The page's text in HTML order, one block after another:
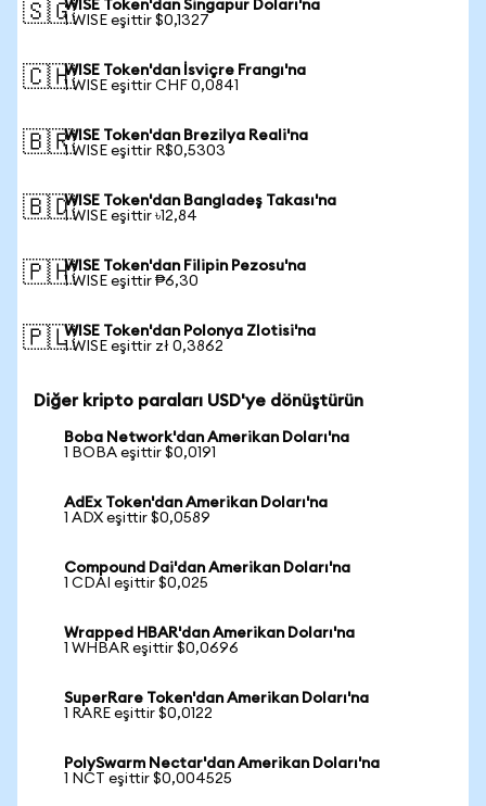
🇸🇬WISE Token'dan Singapur Doları'na
1 WISE eşittir $0,1327
🇨🇭WISE Token'dan İsviçre Frangı'na
1 WISE eşittir CHF 0,0841
🇧🇷WISE Token'dan Brezilya Reali'na
1 WISE eşittir R$0,5303
🇧🇩WISE Token'dan Bangladeş Takası'na
1 WISE eşittir ৳12,84
🇵🇭WISE Token'dan Filipin Pezosu'na
1 WISE eşittir ₱6,30
🇵🇱WISE Token'dan Polonya Zlotisi'na
1 WISE eşittir zł 0,3862
Diğer kripto paraları USD'ye dönüştürün
Boba Network'dan Amerikan Doları'na
1 BOBA eşittir $0,0191
AdEx Token'dan Amerikan Doları'na
1 ADX eşittir $0,0589
Compound Dai'dan Amerikan Doları'na
1 CDAI eşittir $0,025
Wrapped HBAR'dan Amerikan Doları'na
1 WHBAR eşittir $0,0696
SuperRare Token'dan Amerikan Doları'na
1 RARE eşittir $0,0122
PolySwarm Nectar'dan Amerikan Doları'na
1 NCT eşittir $0,004525